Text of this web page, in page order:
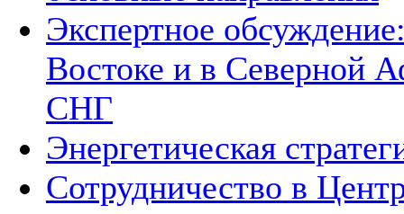
Экспертное
Востоке и в Северной
СНГ
Энергетическая
Сотрудничество в